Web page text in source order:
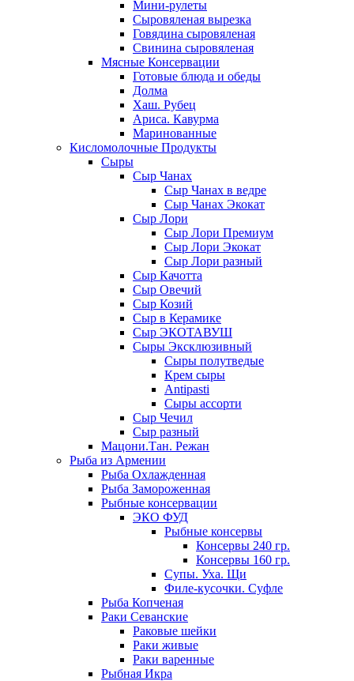
Мини-рулеты
Сыровяленая вырезка
Говядина сыровяленая
Свинина сыровяленая
Мясные Консервации
Готовые блюда и обеды
Долма
Хаш. Рубец
Ариса. Кавурма
Маринованные
Кисломолочные Продукты
Сыры
Сыр Чанах
Сыр Чанах в ведре
Сыр Чанах Экокат
Сыр Лори
Сыр Лори Премиум
Сыр Лори Экокат
Сыр Лори разный
Сыр Качотта
Сыр Овечий
Сыр Козий
Сыр в Керамике
Сыр ЭКОТАВУШ
Сыры Эксклюзивный
Сыры полутведые
Крем сыры
Antipasti
Сыры ассорти
Сыр Чечил
Сыр разный
Мацони.Тан. Режан
Рыба из Армении
Рыба Охлажденная
Рыба Замороженная
Рыбные консервации
ЭКО ФУД
Рыбные консервы
Консервы 240 гр.
Консервы 160 гр.
Супы. Уха. Щи
Филе-кусочки. Суфле
Рыба Копченая
Раки Севанские
Раковые шейки
Раки живые
Раки варенные
Рыбная Икра